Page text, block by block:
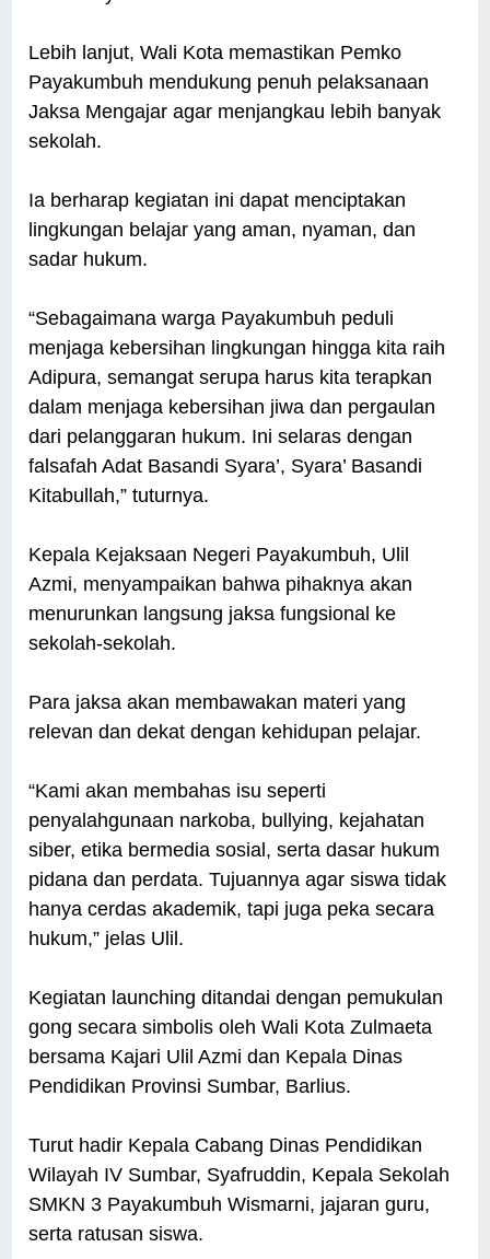
Lebih lanjut, Wali Kota memastikan Pemko
Payakumbuh mendukung penuh pelaksanaan
Jaksa Mengajar agar menjangkau lebih banyak
sekolah.
Ia berharap kegiatan ini dapat menciptakan
lingkungan belajar yang aman, nyaman, dan
sadar hukum.
“Sebagaimana warga Payakumbuh peduli
menjaga kebersihan lingkungan hingga kita raih
Adipura, semangat serupa harus kita terapkan
dalam menjaga kebersihan jiwa dan pergaulan
dari pelanggaran hukum. Ini selaras dengan
falsafah Adat Basandi Syara’, Syara’ Basandi
Kitabullah,” tuturnya.
Kepala Kejaksaan Negeri Payakumbuh, Ulil
Azmi, menyampaikan bahwa pihaknya akan
menurunkan langsung jaksa fungsional ke
sekolah-sekolah.
Para jaksa akan membawakan materi yang
relevan dan dekat dengan kehidupan pelajar.
“Kami akan membahas isu seperti
penyalahgunaan narkoba, bullying, kejahatan
siber, etika bermedia sosial, serta dasar hukum
pidana dan perdata. Tujuannya agar siswa tidak
hanya cerdas akademik, tapi juga peka secara
hukum,” jelas Ulil.
Kegiatan launching ditandai dengan pemukulan
gong secara simbolis oleh Wali Kota Zulmaeta
bersama Kajari Ulil Azmi dan Kepala Dinas
Pendidikan Provinsi Sumbar, Barlius.
Turut hadir Kepala Cabang Dinas Pendidikan
Wilayah IV Sumbar, Syafruddin, Kepala Sekolah
SMKN 3 Payakumbuh Wismarni, jajaran guru,
serta ratusan siswa.